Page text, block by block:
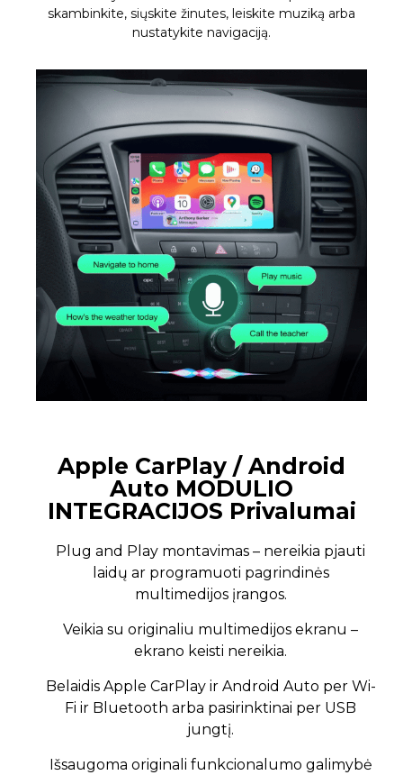
skambinkite, siųskite žinutes, leiskite muziką arba
nustatykite navigaciją.
Apple CarPlay / Android
Auto MODULIO
INTEGRACIJOS Privalumai
Plug and Play montavimas – nereikia pjauti
laidų ar programuoti pagrindinės
multimedijos įrangos.
Veikia su originaliu multimedijos ekranu –
ekrano keisti nereikia.
Belaidis Apple CarPlay ir Android Auto per Wi-
Fi ir Bluetooth arba pasirinktinai per USB
jungtį.
Išsaugoma originali funkcionalumo galimybė